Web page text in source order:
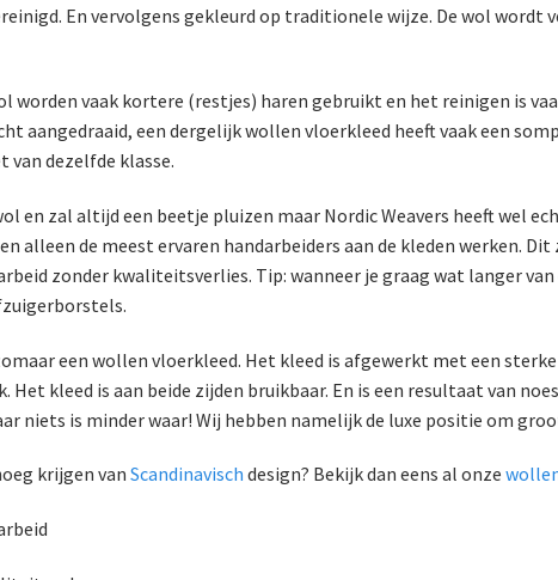
En vervolgens gekleurd op traditionele wijze. De wol wordt
worden vaak kortere (restjes) haren gebruikt en het reinigen is
aangedraaid, een dergelijk wollen vloerkleed heeft vaak een
van dezelfde klasse.
en zal altijd een beetje pluizen maar Nordic Weavers heeft wel
alleen de meest ervaren handarbeiders aan de kleden werken.
zonder kwaliteitsverlies. Tip: wanneer je graag wat langer
een wollen vloerkleed. Het kleed is afgewerkt met een
Het kleed is aan beide zijden bruikbaar. En is een resultaat van
niets is minder waar! Wij hebben namelijk de luxe positie om
krijgen van Scandinavisch design? Bekijk dan eens al onze